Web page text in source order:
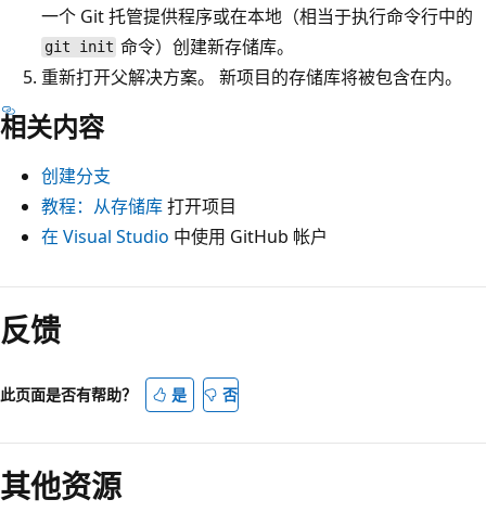
一个 Git 托管提供程序或在本地（相当于执行命令行中的
git init 命令）创建新存储库。
重新打开父解决方案。 新项目的存储库将被包含在内。
相关内容
创建分支
教程：从存储库打开项目
在 Visual Studio 中使用 GitHub 帐户
反馈
此页面是否有帮助？ 是 否
其他资源